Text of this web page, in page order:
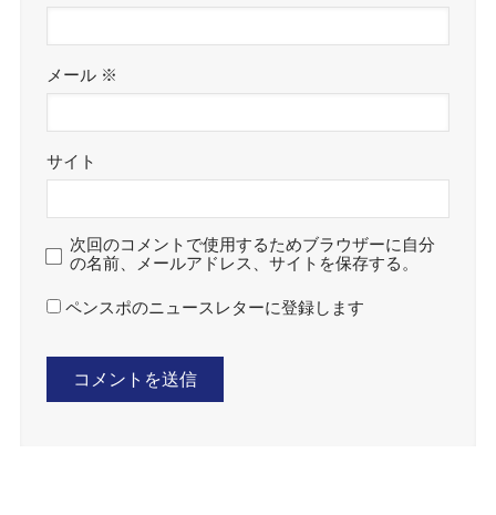
メール ※
サイト
次回のコメントで使用するためブラウザーに自分
の名前、メールアドレス、サイトを保存する。
ペンスポのニュースレターに登録します